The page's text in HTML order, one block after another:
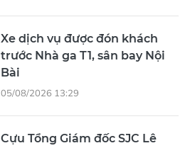
Xe dịch vụ được đón khách
trước Nhà ga T1, sân bay Nội
Bài
05/08/2026 13:29
Cựu Tổng Giám đốc SJC Lê